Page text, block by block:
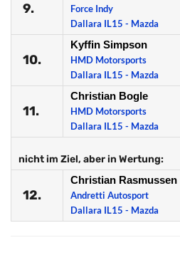
9.
Force Indy
Dallara IL15 - Mazda
10.
Kyffin Simpson
HMD Motorsports
Dallara IL15 - Mazda
11.
Christian Bogle
HMD Motorsports
Dallara IL15 - Mazda
nicht im Ziel, aber in Wertung:
12.
Christian Rasmussen
Andretti Autosport
Dallara IL15 - Mazda